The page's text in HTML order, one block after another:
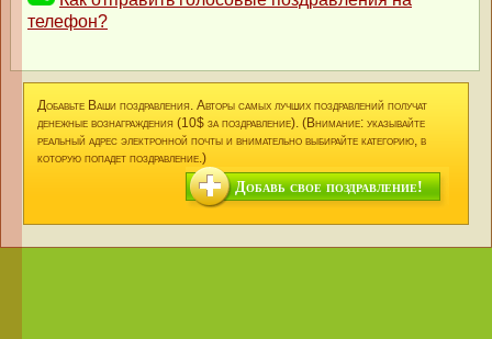
телефон?
Добавьте Ваши поздравления. Авторы самых лучших поздравлений получат
денежные вознаграждения (10$ за поздравление). (Внимание: указывайте
реальный адрес электронной почты и внимательно выбирайте категорию, в
которую попадет поздравление.)
Добавь свое поздравление!